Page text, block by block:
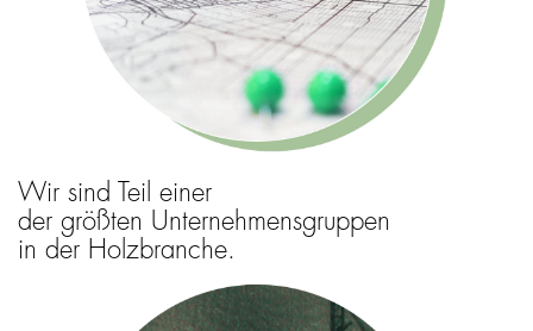
Wir sind Teil einer
der größten Unternehmensgruppen
in der Holzbranche.